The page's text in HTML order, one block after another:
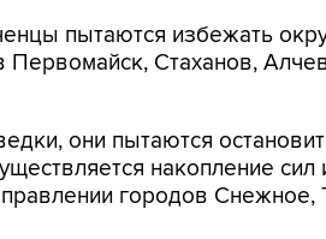
пытаются избежать
Первомайск, Стаханов,
они пытаются
накопление
городов Снежное,